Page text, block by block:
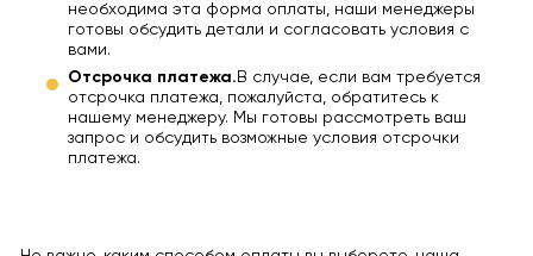
необходима эта форма оплаты, наши менеджеры
готовы обсудить детали и согласовать условия с
вами.
Отсрочка платежа. В случае, если вам требуется
отсрочка платежа, пожалуйста, обратитесь к
нашему менеджеру. Мы готовы рассмотреть ваш
запрос и обсудить возможные условия отсрочки
платежа.